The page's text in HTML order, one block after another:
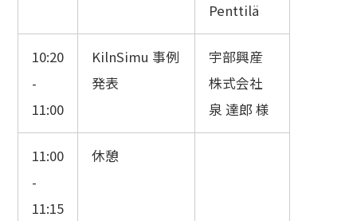
Penttilä
10:20
-
11:00
KilnSimu 事例
発表
宇部興産
株式会社
泉 達郎 様
11:00
-
11:15
休憩